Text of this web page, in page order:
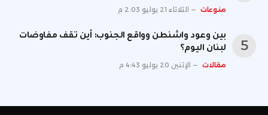
منوعات الثلاثاء 21 يوليو 2:03 م
بين وعود واشنطن وواقع الجنوب: أين تقف مفاوضات
لبنان اليوم؟
مقالات الإثنين 20 يوليو 4:43 م